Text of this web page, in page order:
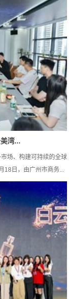
湾...
场、构建可持续的全球
18日，由广州市商务...